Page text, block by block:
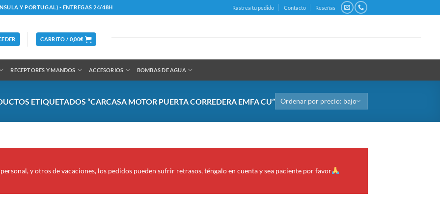
Y PORTUGAL) - ENTREGAS 24/48H Rastrea tu pedido Contacto Reseñas
CARRITO /0,00€
RECEPTORES Y MANDOS ACCESORIOS BOMBAS DE AGUA
ETIQUETADOS “CARCASA MOTOR PUERTA CORREDERA EMFA CU”
y otros de vacaciones, los pedidos pueden sufrir retrasos, téngalo en cuenta y sea paciente por favor